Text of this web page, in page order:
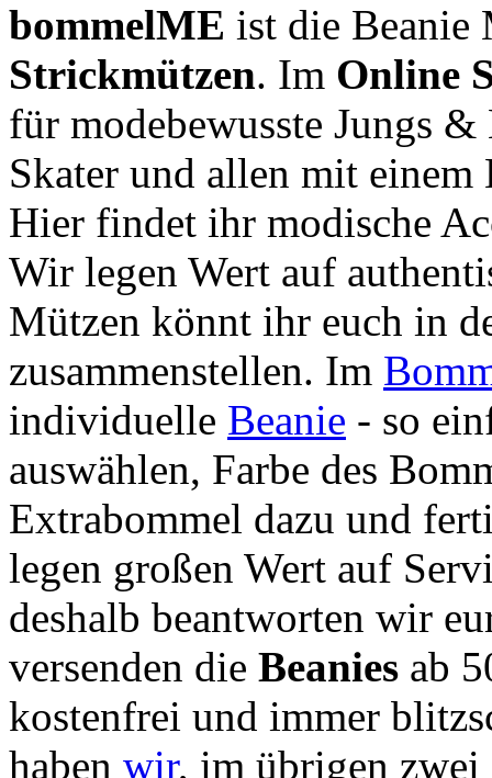
bommelME ist die
Strickmützen. Im Online
für modebewusste Jungs
Skater und allen mit
Hier findet ihr modische
Wir legen Wert auf
Mützen könnt ihr euch in
zusammenstellen. Im
individuelle Beanie - so
auswählen, Farbe des
Extrabommel dazu und
legen großen Wert auf
deshalb beantworten wir
versenden die Beanies ab
kostenfrei und immer
haben wir, im übrigen zwei